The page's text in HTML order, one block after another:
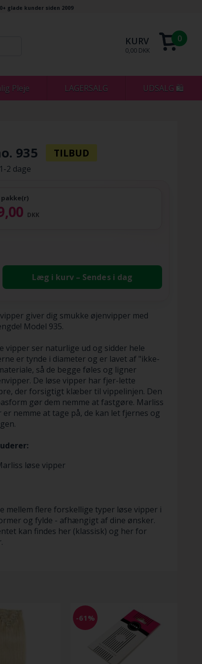
glade kunder siden 2009
KURV
0,00 DKK
0
Pleje LAGERSALG UDSALG 🛍
935
2 dage
DKK
Læg i kurv – Sendes i dag
giver dig smukke øjenvipper med
Model 935.
vipper ser naturlige ud og sidder hele
er tynde i diameter og er lavet af "ikke-
så de begge føles og ligner
De løse vipper har fjer-lette
der forsigtigt klæber til vippelinjen. Den
gør dem nemme at fastgøre. Marliss
nemme at tage på, de kan let fjernes og
løse vipper
mellem flere forskellige typer løse vipper i
og fylde - afhængigt af dine ønsker.
kan findes her (klassisk) og her for
-61%